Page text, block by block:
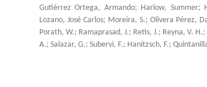
Gutiérrez Ortega, Armando; Harlow, Summer;
Lozano, José Carlos; Moreira, S.;Olivera Pérez,
Porath, W.; Ramaprasad, J.; Retis, J.; Reyna, V. H.;
A.; Salazar, G.; Subervi, F.; Hanitzsch, F.;